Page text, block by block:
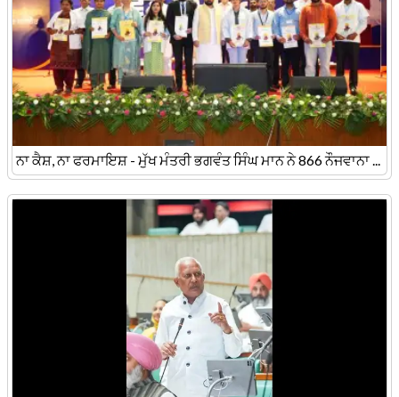
ਨਾ ਕੈਸ਼, ਨਾ ਫਰਮਾਇਸ਼ - ਮੁੱਖ ਮੰਤਰੀ ਭਗਵੰਤ ਸਿੰਘ ਮਾਨ ਨੇ 866 ਨੌਜਵਾਨਾ ...